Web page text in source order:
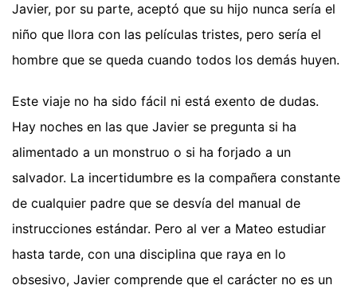
Javier, por su parte, aceptó que su hijo nunca sería el
niño que llora con las películas tristes, pero sería el
hombre que se queda cuando todos los demás huyen.
Este viaje no ha sido fácil ni está exento de dudas.
Hay noches en las que Javier se pregunta si ha
alimentado a un monstruo o si ha forjado a un
salvador. La incertidumbre es la compañera constante
de cualquier padre que se desvía del manual de
instrucciones estándar. Pero al ver a Mateo estudiar
hasta tarde, con una disciplina que raya en lo
obsesivo, Javier comprende que el carácter no es un